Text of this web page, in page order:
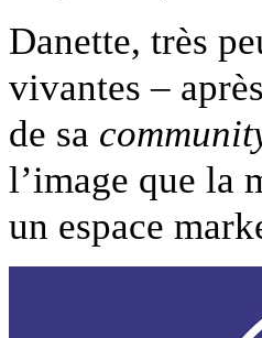
Danette, très
vivantes –
de sa
l’image que la
un espace